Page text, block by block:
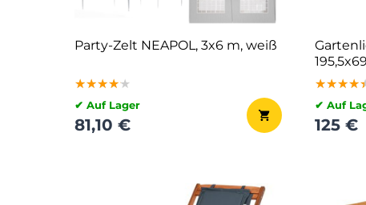
Party-Zelt NEAPOL, 3x6 m, weiß
★★★★★
★★★★★
★★★★★
✔ Auf Lager
81,10 €
✔ Auf
125 €